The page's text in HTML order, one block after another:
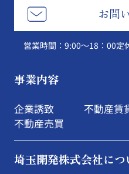
お問
営業時間：9:00～18：00定
事業内容
企業誘致
不動産売買
不動産賃
埼玉開発株式会社につ